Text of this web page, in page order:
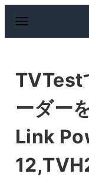
TVTest
ーダー
Link